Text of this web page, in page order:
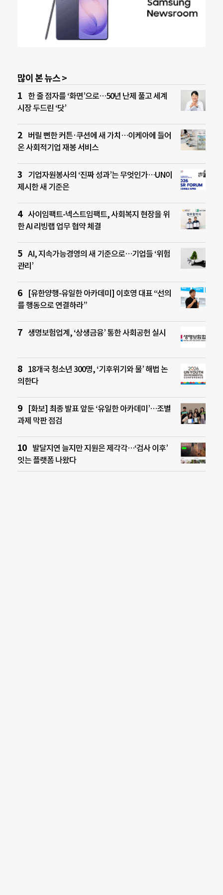
많이 본 뉴스 >
한 줄 점자를 ‘화면’으로…50년 난제 풀고 세계
시장 두드린 ‘닷’
버릴 뻔한 커튼·쿠션에 새 가치…이케아에 들어
온 사회적기업 재봉 서비스
기업자원봉사의 ‘진짜 성과’는 무엇인가…UN이
제시한 새 기준은
사이임팩트-넥스트임팩트, 사회복지 현장을 위
한 AI 리빙랩 업무 협약 체결
AI, 지속가능경영의 새 기준으로…기업들 ‘위험
관리’
[유한양행-유일한 아카데미] 이호영 대표 “선의
를 행동으로 연결하라”
생명보험업계, ‘상생금융’ 통한 사회공헌 실시
18개국 청소년 300명, ‘기후위기와 물’ 해법 논
의한다
[화보] 최종 발표 앞둔 ‘유일한 아카데미’…조별
과제 막판 점검
발달지연 늘지만 지원은 제각각…‘검사 이후’
잇는 플랫폼 나왔다